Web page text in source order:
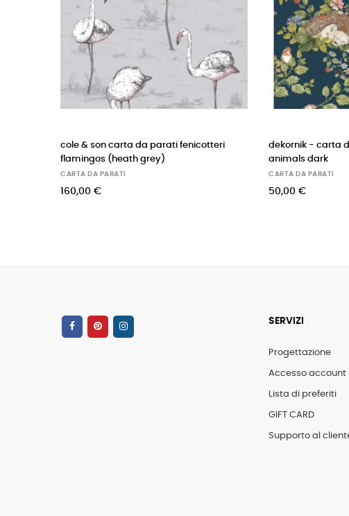
parati fenicotteri
dekornik - carta da parati sleepy
animals dark
CARTA DA PARATI
SERVIZI
Progettazione
Accesso account
Lista di preferiti
GIFT CARD
Supporto al